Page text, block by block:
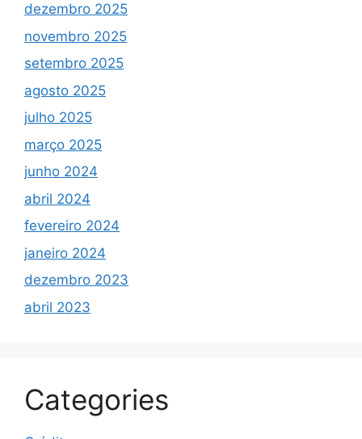
dezembro 2025
novembro 2025
setembro 2025
agosto 2025
julho 2025
março 2025
junho 2024
abril 2024
fevereiro 2024
janeiro 2024
dezembro 2023
abril 2023
Categories